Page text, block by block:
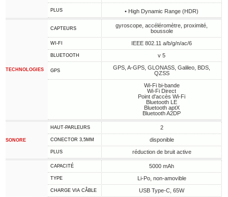
PLUS • High Dynamic Range (HDR)
TECHNOLOGIES
CAPTEURS
gyroscope, accéléromètre, proximité,
boussole
WI-FI IEEE 802.11 a/b/g/n/ac/6
BLUETOOTH v 5
GPS
GPS, A-GPS, GLONASS, Galileo, BDS,
QZSS
Wi-Fi bi-bande
Wi-Fi Direct
Point d'accès Wi-Fi
Bluetooth LE
Bluetooth aptX
Bluetooth A2DP
SONORE
HAUT-PARLEURS 2
CONECTOR 3,5MM disponible
PLUS réduction de bruit active
CAPACITÉ 5000 mAh
TYPE Li-Po, non-amovible
CHARGE VIA CÂBLE USB Type-C, 65W